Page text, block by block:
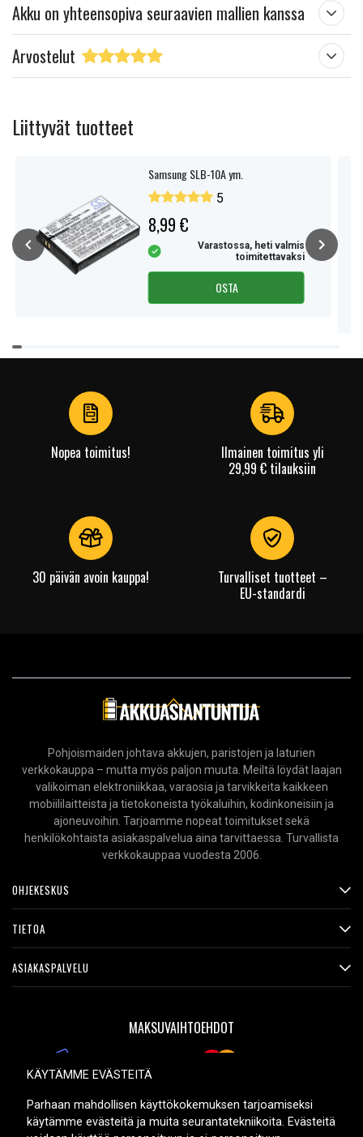
Akku on yhteensopiva seuraavien mallien kanssa
Arvostelut
Liittyvät tuotteet
Samsung SLB-10A ym.
5
8,99 €
Varastossa, heti valmis
toimitettavaksi
OSTA
Item
1
Nopea toimitus!
Ilmainen toimitus yli
29,99 € tilauksiin
30 päivän avoin kauppa!
Turvalliset tuotteet –
EU-standardi
Pohjoismaiden johtava akkujen, paristojen ja laturien
verkkokauppa – mutta myös paljon muuta. Meiltä löydät laajan
valikoiman elektroniikkaa, varaosia ja tarvikkeita kaikkeen
mobiililaitteista ja tietokoneista työkaluihin, kodinkoneisiin ja
ajoneuvoihin. Tarjoamme nopeat toimitukset sekä
henkilökohtaista asiakaspalvelua aina tarvittaessa. Turvallista
verkkokauppaa vuodesta 2006.
OHJEKESKUS
TIETOA
ASIAKASPALVELU
MAKSUVAIHTOEHDOT
TOIMITUSVAIHTOEHDOT
KÄYTÄMME EVÄSTEITÄ
Parhaan mahdollisen käyttökokemuksen tarjoamiseksi
käytämme evästeitä ja muita seurantatekniikoita. Evästeitä